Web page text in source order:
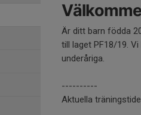
Är ditt barn födda
till laget PF18/19.
underåriga.
----------
Aktuella